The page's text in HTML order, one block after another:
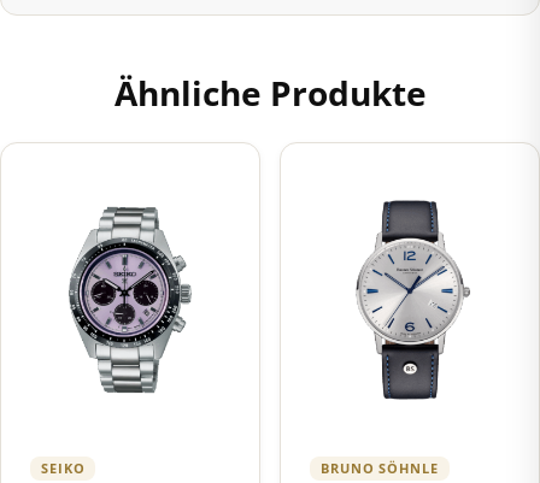
Ähnliche Produkte
SEIKO BRUNO SÖHNLE